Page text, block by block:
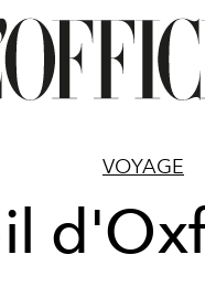
VOYAGE